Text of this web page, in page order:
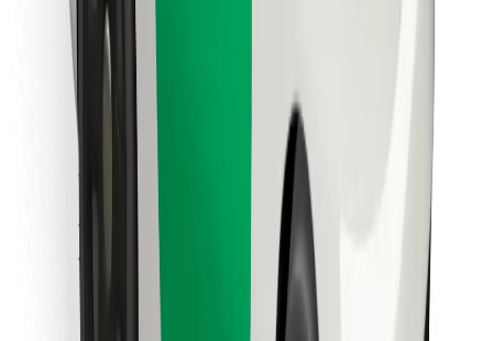
Obchodní podmínky
Cookies
Stáhněte si aplikaci Bolt
Objevte své oblíbené jídlo!
Stáhněte si aplikaci Bolt Food